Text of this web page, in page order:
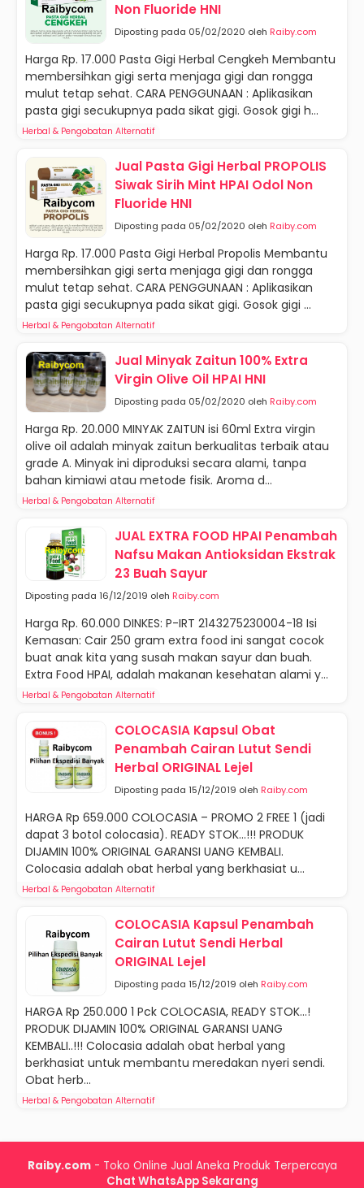
Non Fluoride HNI
Diposting pada 05/02/2020 oleh Raiby.com
Harga Rp. 17.000 Pasta Gigi Herbal Cengkeh Membantu
membersihkan gigi serta menjaga gigi dan rongga
mulut tetap sehat. CARA PENGGUNAAN : Aplikasikan
pasta gigi secukupnya pada sikat gigi. Gosok gigi h...
Herbal & Pengobatan Alternatif
Jual Pasta Gigi Herbal PROPOLIS
Siwak Sirih Mint HPAI Odol Non
Fluoride HNI
Diposting pada 05/02/2020 oleh Raiby.com
Harga Rp. 17.000 Pasta Gigi Herbal Propolis Membantu
membersihkan gigi serta menjaga gigi dan rongga
mulut tetap sehat. CARA PENGGUNAAN : Aplikasikan
pasta gigi secukupnya pada sikat gigi. Gosok gigi ...
Herbal & Pengobatan Alternatif
Jual Minyak Zaitun 100% Extra
Virgin Olive Oil HPAI HNI
Diposting pada 05/02/2020 oleh Raiby.com
Harga Rp. 20.000 MINYAK ZAITUN isi 60ml Extra virgin
olive oil adalah minyak zaitun berkualitas terbaik atau
grade A. Minyak ini diproduksi secara alami, tanpa
bahan kimiawi atau metode fisik. Aroma d...
Herbal & Pengobatan Alternatif
JUAL EXTRA FOOD HPAI Penambah
Nafsu Makan Antioksidan Ekstrak
23 Buah Sayur
Diposting pada 16/12/2019 oleh Raiby.com
Harga Rp. 60.000 DINKES: P-IRT 2143275230004-18 Isi
Kemasan: Cair 250 gram extra food ini sangat cocok
buat anak kita yang susah makan sayur dan buah.
Extra Food HPAI, adalah makanan kesehatan alami y...
Herbal & Pengobatan Alternatif
COLOCASIA Kapsul Obat
Penambah Cairan Lutut Sendi
Herbal ORIGINAL Lejel
Diposting pada 15/12/2019 oleh Raiby.com
HARGA Rp 659.000 COLOCASIA – PROMO 2 FREE 1 (jadi
dapat 3 botol colocasia). READY STOK…!!! PRODUK
DIJAMIN 100% ORIGINAL GARANSI UANG KEMBALI.
Colocasia adalah obat herbal yang berkhasiat u...
Herbal & Pengobatan Alternatif
COLOCASIA Kapsul Penambah
Cairan Lutut Sendi Herbal
ORIGINAL Lejel
Diposting pada 15/12/2019 oleh Raiby.com
HARGA Rp 250.000 1 Pck COLOCASIA, READY STOK…!
PRODUK DIJAMIN 100% ORIGINAL GARANSI UANG
KEMBALI..!!! Colocasia adalah obat herbal yang
berkhasiat untuk membantu meredakan nyeri sendi.
Obat herb...
Herbal & Pengobatan Alternatif
Raiby.com- Toko Online Jual Aneka Produk Terpercaya
Chat WhatsApp Sekarang